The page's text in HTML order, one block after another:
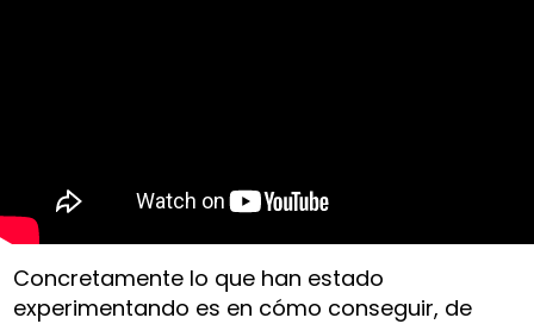
Concretamente lo que han estado
experimentando es en cómo conseguir, de